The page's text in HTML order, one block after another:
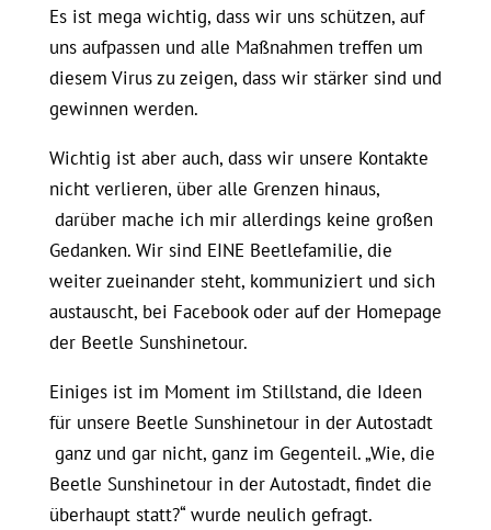
Es ist mega wichtig, dass wir uns schützen, auf
uns aufpassen und alle Maßnahmen treffen um
diesem Virus zu zeigen, dass wir stärker sind und
gewinnen werden.
Wichtig ist aber auch, dass wir unsere Kontakte
nicht verlieren, über alle Grenzen hinaus,
darüber mache ich mir allerdings keine großen
Gedanken. Wir sind EINE Beetlefamilie, die
weiter zueinander steht, kommuniziert und sich
austauscht, bei Facebook oder auf der Homepage
der Beetle Sunshinetour.
Einiges ist im Moment im Stillstand, die Ideen
für unsere Beetle Sunshinetour in der Autostadt
ganz und gar nicht, ganz im Gegenteil. „Wie, die
Beetle Sunshinetour in der Autostadt, findet die
überhaupt statt?“ wurde neulich gefragt.